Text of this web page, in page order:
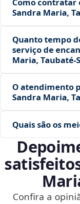
Como contratar
Sandra Maria,
Quanto tempo
serviço de
Maria,
O atendimento
Sandra Maria,
Quais são os
Confira a